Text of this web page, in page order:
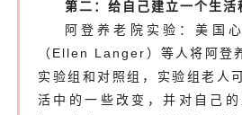
第二：给自己建立一个生活
阿登养老院实验：美国
（Ellen Langer）等人将阿登
实验组和对照组，实验组老人
活中的一些改变，并对自己